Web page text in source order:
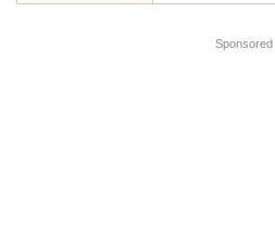
Sponsored